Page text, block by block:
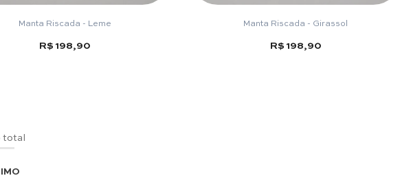
Manta Riscada - Leme
R$ 198,90
Manta Riscada - Girassol
R$ 198,90
total